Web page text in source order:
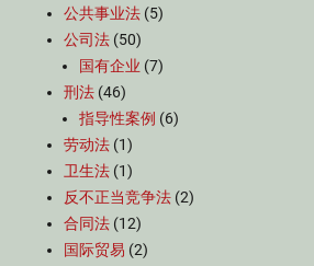
公共事业法 (5)
公司法 (50)
国有企业 (7)
刑法 (46)
指导性案例 (6)
劳动法 (1)
卫生法 (1)
反不正当竞争法 (2)
合同法 (12)
国际贸易 (2)